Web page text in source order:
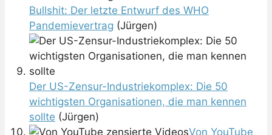
Bullshit: Der letzte Entwurf des WHO
Pandemievertrag (Jürgen)
Der US-Zensur-Industriekomplex: Die 50
wichtigsten Organisationen, die man kennen
sollte (Jürgen)
Von YouTube